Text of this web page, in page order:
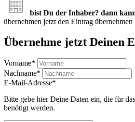
bist Du der Inhaber? dann
übernehmen jetzt den Eintrag übernehmen
Übernehme jetzt Deinen
Vorname*
Nachname*
E-Mail-Adresse*
Bitte gebe hier Deine Daten ein, die für
benötigt werden.